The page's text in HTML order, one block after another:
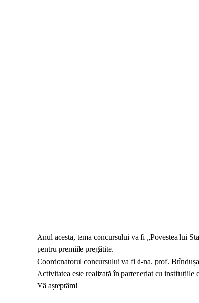
Anul acesta, tema concursului va fi „Povestea lui
pentru premiile pregătite.
Coordonatorul concursului va fi d-na. prof.
Activitatea este realizată în parteneriat cu instituțiile
Vă așteptăm!